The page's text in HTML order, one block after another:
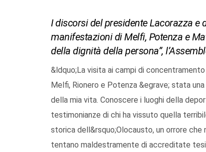
I discorsi del presidente Lacorazza e
manifestazioni di Melfi, Potenza e
della dignità della persona”,
&ldquo;La visita ai campi di
Melfi, Rionero e Potenza &egrave; stata
della mia vita. Conoscere i luoghi della
testimonianze di chi ha vissuto quella
storica dell&rsquo;Olocausto, un orrore
tentano maldestramente di accreditate